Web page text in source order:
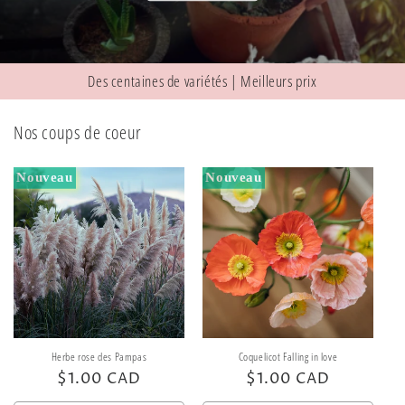
Des centaines de variétés | Meilleurs prix
Nos coups de coeur
Nouveau
Herbe rose des Pampas
Prix
habituel
$1.00 CAD
Nouveau
Coquelicot Falling in love
Prix
habituel
$1.00 CAD